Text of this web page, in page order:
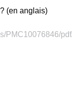
(en anglais)
PMC10076846/